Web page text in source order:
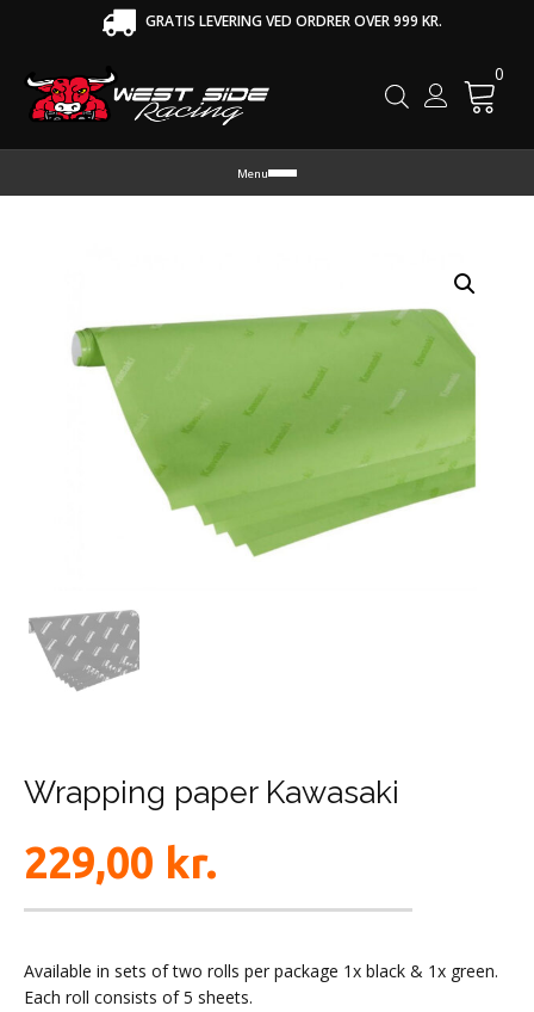
GRATIS LEVERING VED ORDRER OVER 999 KR.
0
Menu
Wrapping paper Kawasaki
229,00 kr.
Available in sets of two rolls per package 1x black & 1x green.
Each roll consists of 5 sheets.